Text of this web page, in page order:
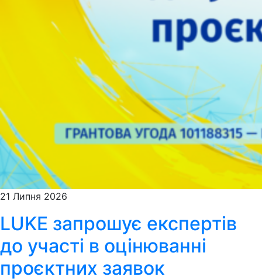
21 Липня 2026
LUKE запрошує експертів
до участі в оцінюванні
проєктних заявок